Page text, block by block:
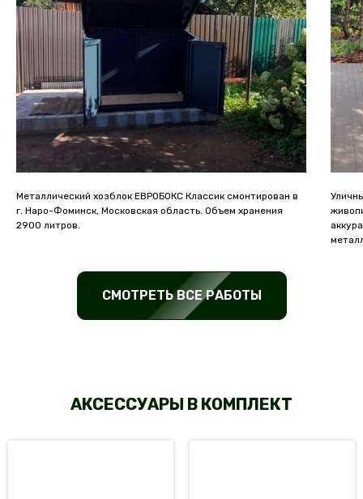
Металлический хозблок ЕВРОБОКС Классик смонтирован в
г. Наро-Фоминск, Московская область. Объем хранения
2900 литров.
СМОТРЕТЬ ВСЕ РАБОТЫ
АКСЕССУАРЫ В КОМПЛЕКТ